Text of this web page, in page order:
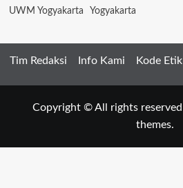
UWM Yogyakarta Yogyakarta
Tim Redaksi Info Kami Kode Etik
Copyright © All rights reserved
themes.